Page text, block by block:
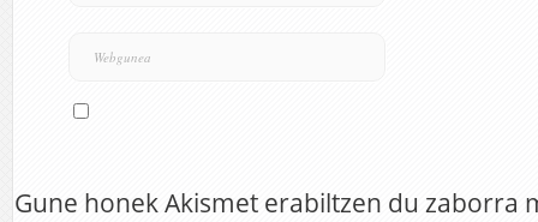
Gune honek Akismet erabiltzen du zaborra